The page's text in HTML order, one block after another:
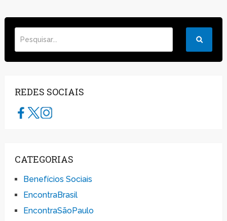
REDES SOCIAIS
CATEGORIAS
Benefícios Sociais
EncontraBrasil
EncontraSãoPaulo